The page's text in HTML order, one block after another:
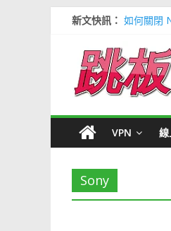
新文快訊： 如何關閉
信用卡號
寶可夢飛
Google 刪
VPN
Sony